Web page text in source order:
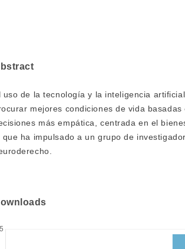
uso de la tecnología y la inteligencia
mejores condiciones de vida
más empática, centrada en el
que ha impulsado a un grupo de